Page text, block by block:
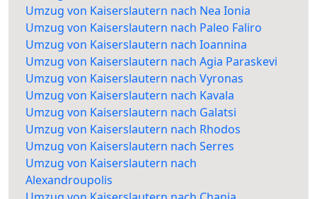
Umzug von Kaiserslautern nach Nea Ionia
Umzug von Kaiserslautern nach Paleo Faliro
Umzug von Kaiserslautern nach Ioannina
Umzug von Kaiserslautern nach Agia Paraskevi
Umzug von Kaiserslautern nach Vyronas
Umzug von Kaiserslautern nach Kavala
Umzug von Kaiserslautern nach Galatsi
Umzug von Kaiserslautern nach Rhodos
Umzug von Kaiserslautern nach Serres
Umzug von Kaiserslautern nach
Alexandroupolis